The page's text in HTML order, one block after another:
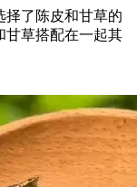
择了陈皮和甘草的
甘草搭配在一起其